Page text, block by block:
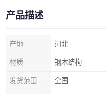
产品描述
产地 河北
材质 钢木结构
发货范围 全国